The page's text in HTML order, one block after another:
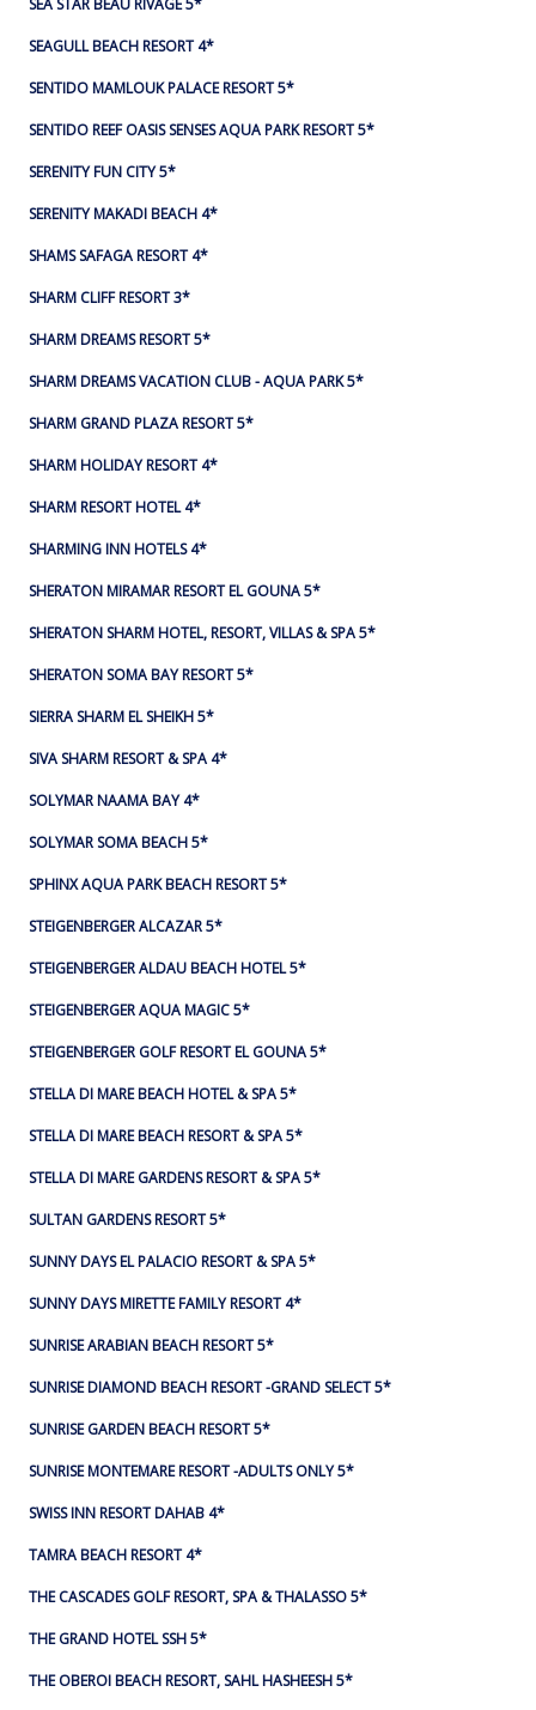
SEA STAR BEAU RIVAGE 5*
SEAGULL BEACH RESORT 4*
SENTIDO MAMLOUK PALACE RESORT 5*
SENTIDO REEF OASIS SENSES AQUA PARK RESORT 5*
SERENITY FUN CITY 5*
SERENITY MAKADI BEACH 4*
SHAMS SAFAGA RESORT 4*
SHARM CLIFF RESORT 3*
SHARM DREAMS RESORT 5*
SHARM DREAMS VACATION CLUB - AQUA PARK 5*
SHARM GRAND PLAZA RESORT 5*
SHARM HOLIDAY RESORT 4*
SHARM RESORT HOTEL 4*
SHARMING INN HOTELS 4*
SHERATON MIRAMAR RESORT EL GOUNA 5*
SHERATON SHARM HOTEL, RESORT, VILLAS & SPA 5*
SHERATON SOMA BAY RESORT 5*
SIERRA SHARM EL SHEIKH 5*
SIVA SHARM RESORT & SPA 4*
SOLYMAR NAAMA BAY 4*
SOLYMAR SOMA BEACH 5*
SPHINX AQUA PARK BEACH RESORT 5*
STEIGENBERGER ALCAZAR 5*
STEIGENBERGER ALDAU BEACH HOTEL 5*
STEIGENBERGER AQUA MAGIC 5*
STEIGENBERGER GOLF RESORT EL GOUNA 5*
STELLA DI MARE BEACH HOTEL & SPA 5*
STELLA DI MARE BEACH RESORT & SPA 5*
STELLA DI MARE GARDENS RESORT & SPA 5*
SULTAN GARDENS RESORT 5*
SUNNY DAYS EL PALACIO RESORT & SPA 5*
SUNNY DAYS MIRETTE FAMILY RESORT 4*
SUNRISE ARABIAN BEACH RESORT 5*
SUNRISE DIAMOND BEACH RESORT -GRAND SELECT 5*
SUNRISE GARDEN BEACH RESORT 5*
SUNRISE MONTEMARE RESORT -ADULTS ONLY 5*
SWISS INN RESORT DAHAB 4*
TAMRA BEACH RESORT 4*
THE CASCADES GOLF RESORT, SPA & THALASSO 5*
THE GRAND HOTEL SSH 5*
THE OBEROI BEACH RESORT, SAHL HASHEESH 5*